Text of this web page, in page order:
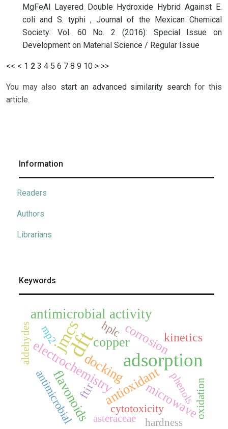
MgFeAl Layered Double Hydroxide Hybrid Against E.
coli and S. typhi , Journal of the Mexican Chemical
Society: Vol. 60 No. 2 (2016): Special Issue on
Development on Material Science / Regular Issue
<< < 1 2 3 4 5 6 7 8 9 10 > >>
You may also start an advanced similarity searchfor this
article.
Information
Readers
Authors
Librarians
Keywords
dft adsorption
jmcs
antimicrobial activity
copper
antioxidant
electrochemistry
flavonoidsdocking
microwave
corrosionkinetics
ftir
antimicrobial cytotoxicity
hplc
oxidation
asteraceae hardness
mp2
aldehydes
phenols